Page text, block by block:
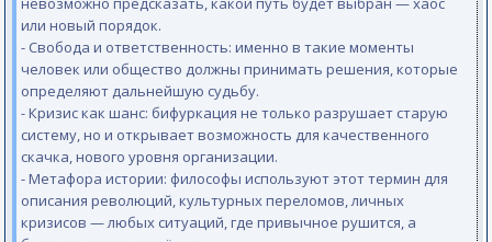
или новый порядок.
- Свобода и ответственность: именно в такие моменты
человек или общество должны принимать решения, которые
определяют дальнейшую судьбу.
- Кризис как шанс: бифуркация не только разрушает старую
систему, но и открывает возможность для качественного
скачка, нового уровня организации.
- Метафора истории: философы используют этот термин для
описания революций, культурных переломов, личных
кризисов — любых ситуаций, где привычное рушится, а